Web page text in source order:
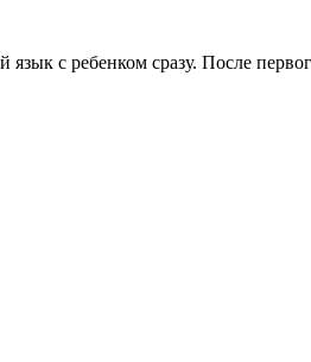
с ребенком сразу. После